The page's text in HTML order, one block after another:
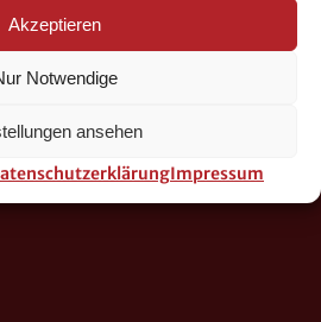
Akzeptieren
Notwendige
ansehen
Impressum